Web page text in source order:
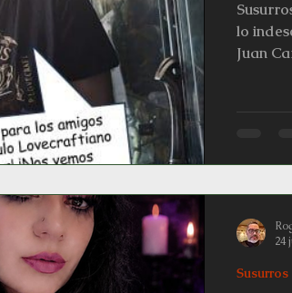
lo
Juan
de
24